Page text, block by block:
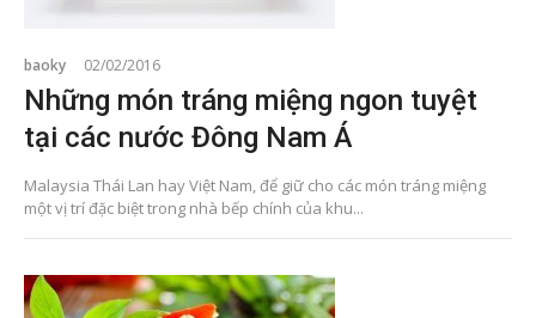
baoky 02/02/2016
Những món tráng miệng ngon tuyệt
tại các nước Đông Nam Á
Malaysia Thái Lan hay Việt Nam, để giữ cho các món tráng miệng
một vị trí đặc biệt trong nhà bếp chính của khu...